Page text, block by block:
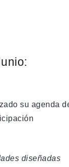
su agenda
diseñadas